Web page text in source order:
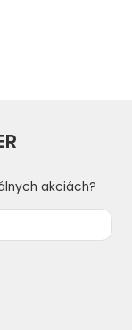
akciách?